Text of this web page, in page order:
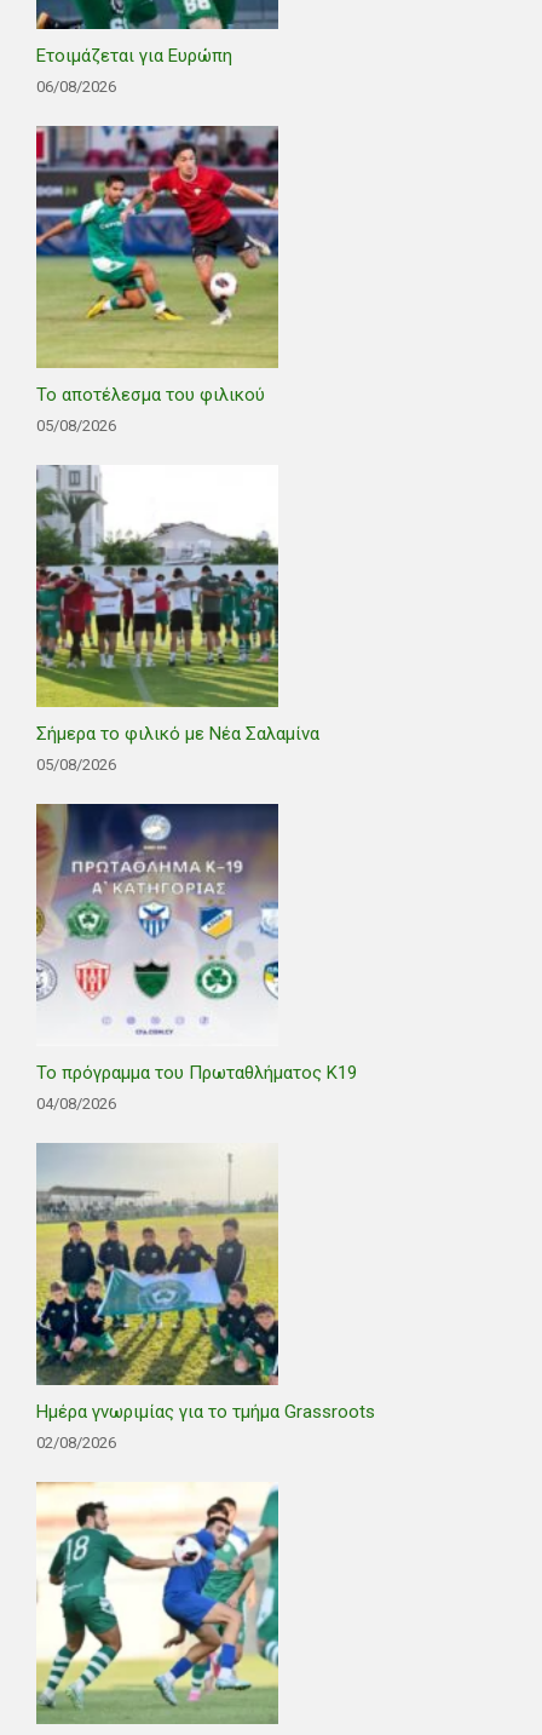
Ετοιμάζεται για Ευρώπη
06/08/2026
Το αποτέλεσμα του φιλικού
05/08/2026
Σήμερα το φιλικό με Νέα Σαλαμίνα
05/08/2026
Το πρόγραμμα του Πρωταθλήματος Κ19
04/08/2026
Ημέρα γνωριμίας για το τμήμα Grassroots
02/08/2026